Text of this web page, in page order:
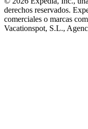
derechos reservados.
comerciales o marcas
Vacationspot, S.L.,